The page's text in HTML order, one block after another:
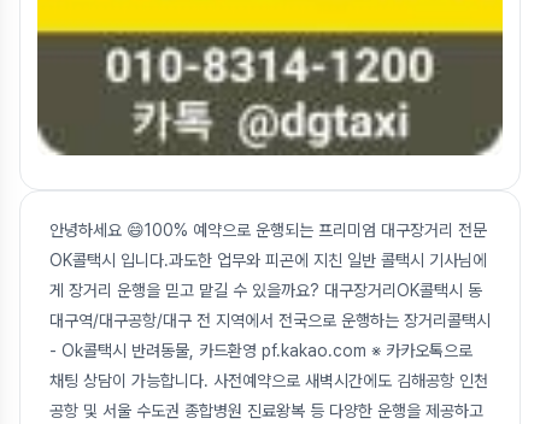
안녕하세요 😄100% 예약으로 운행되는 프리미엄 대구장거리 전문
OK콜택시 입니다.과도한 업무와 피곤에 지친 일반 콜택시 기사님에
게 장거리 운행을 믿고 맡길 수 있을까요? 대구장거리OK콜택시 동
대구역/대구공항/대구 전 지역에서 전국으로 운행하는 장거리콜택시
- Ok콜택시 반려동물, 카드환영 pf.kakao.com ※ 카카오톡으로
채팅 상담이 가능합니다. 사전예약으로 새벽시간에도 김해공항 인천
공항 및 서울 수도권 종합병원 진료왕복 등 다양한 운행을 제공하고